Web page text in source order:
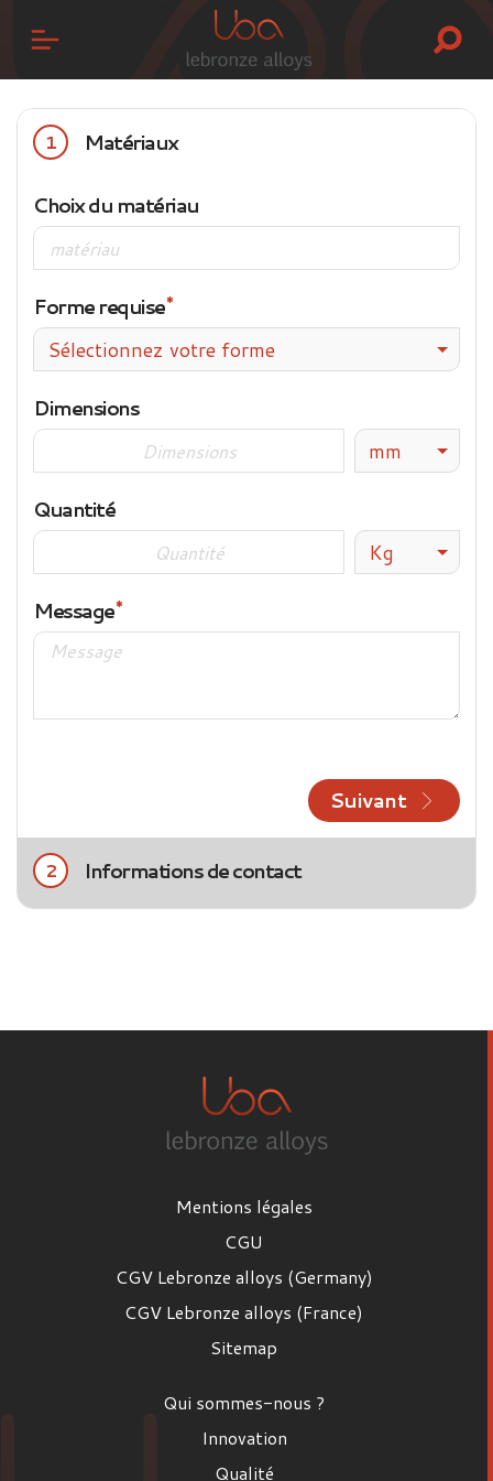
1 Matériaux
Choix du matériau
Forme requise
Sélectionnez votre forme
Dimensions
mm
Quantité
Kg
Message
Suivant
2 Informations de contact
Mentions légales
CGU
CGV Lebronze alloys (Germany)
CGV Lebronze alloys (France)
Sitemap
Qui sommes-nous ?
Innovation
Qualité